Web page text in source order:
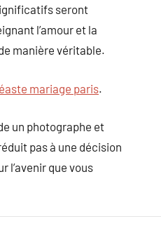
seront
l’amour et la
manière véritable.
mariage paris.
un photographe et
pas à une décision
l’avenir que vous